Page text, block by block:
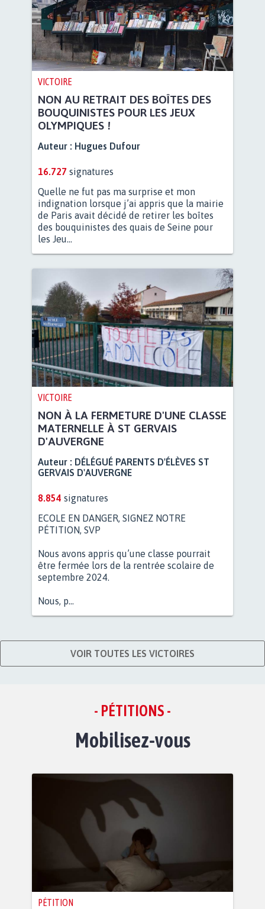
VICTOIRE
NON AU RETRAIT DES BOÎTES DES
BOUQUINISTES POUR LES JEUX
OLYMPIQUES !
Auteur : Hugues Dufour
16.727 signatures
Quelle ne fut pas ma surprise et mon
indignation lorsque j’ai appris que la mairie
de Paris avait décidé de retirer les boîtes
des bouquinistes des quais de Seine pour
les Jeu...
VICTOIRE
NON À LA FERMETURE D'UNE CLASSE
MATERNELLE À ST GERVAIS
D'AUVERGNE
Auteur : DÉLÉGUÉ PARENTS D'ÉLÈVES ST
GERVAIS D'AUVERGNE
8.854 signatures
ECOLE EN DANGER, SIGNEZ NOTRE
PÉTITION, SVP
Nous avons appris qu’une classe pourrait
être fermée lors de la rentrée scolaire de
septembre 2024.
Nous, p...
VOIR TOUTES LES VICTOIRES
- PÉTITIONS -
Mobilisez-vous
PÉTITION